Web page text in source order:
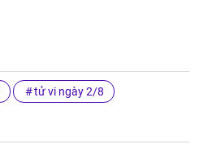
tử vi ngày 2/8